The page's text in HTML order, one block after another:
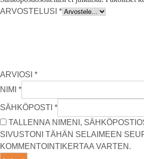
ARVOSTELUSI *
ARVIOSI *
NIMI *
SÄHKÖPOSTI *
TALLENNA NIMENI,
SIVUSTONI TÄHÄN SELAIMEEN
KOMMENTOINTIKERTAA VARTEN.